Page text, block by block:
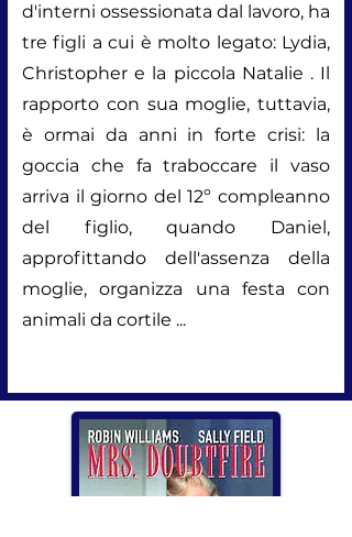
d'interni ossessionata dal lavoro, ha
tre figli a cui è molto legato: Lydia,
Christopher e la piccola Natalie . Il
rapporto con sua moglie, tuttavia,
è ormai da anni in forte crisi: la
goccia che fa traboccare il vaso
arriva il giorno del 12º compleanno
del figlio, quando Daniel,
approfittando dell'assenza della
moglie, organizza una festa con
animali da cortile ...